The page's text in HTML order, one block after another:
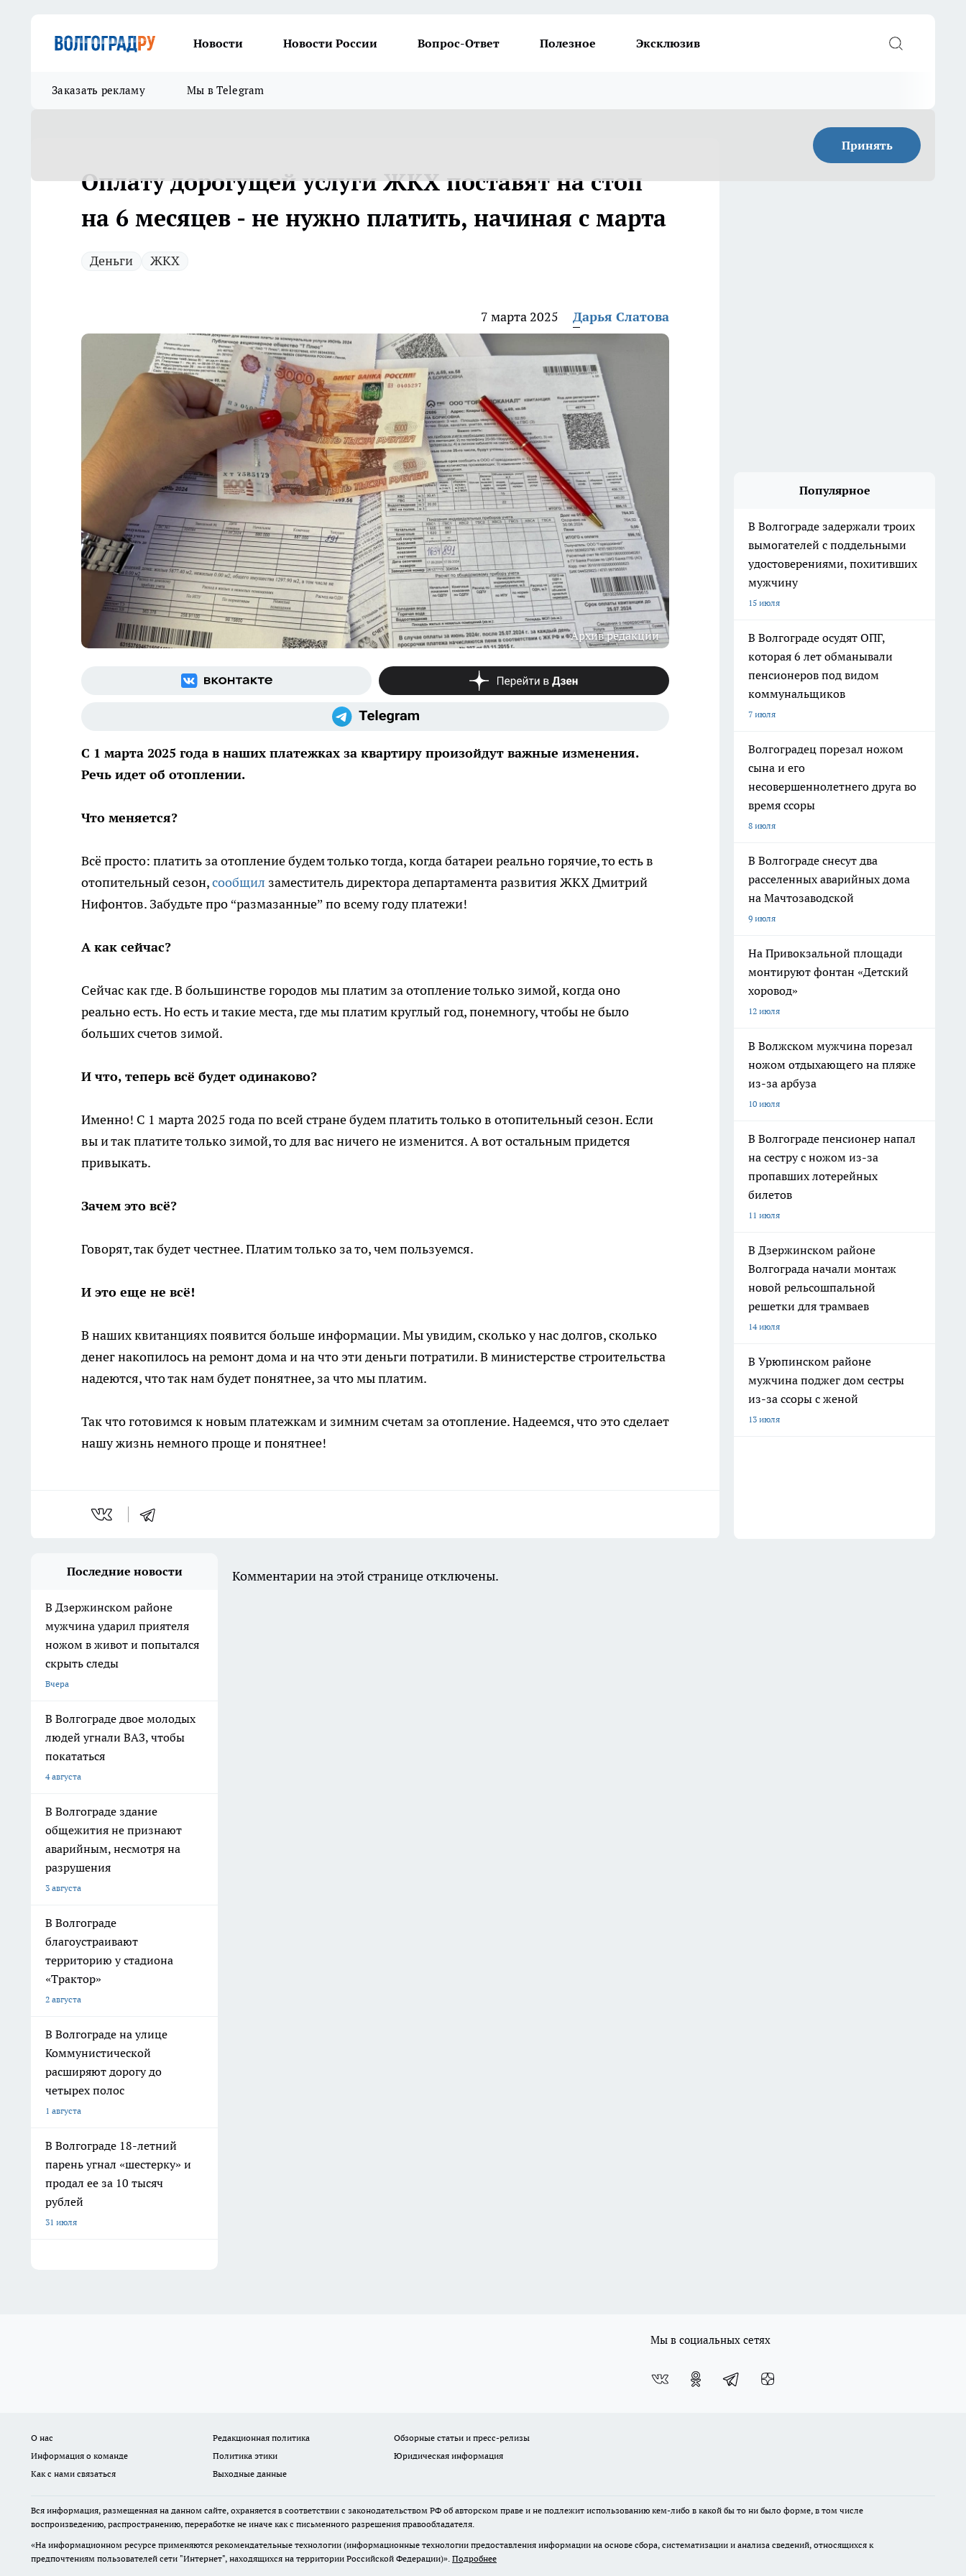
Новости Новости России Вопрос-Ответ Полезное Эксклюзив
Заказать рекламу Мы в Telegram
Принять
Оплату дорогущей услуги ЖКХ поставят на стоп
на 6 месяцев - не нужно платить, начиная с марта
Деньги ЖКХ
7 марта 2025 Дарья Слатова
Архив редакции
С 1 марта 2025 года в наших платежках за квартиру произойдут важные изменения.
Речь идет об отоплении.
Что меняется?
Всё просто: платить за отопление будем только тогда, когда батареи реально горячие, то есть в
отопительный сезон,сообщил заместитель директора департамента развития ЖКХ Дмитрий
Нифонтов. Забудьте про “размазанные” по всему году платежи!
А как сейчас?
Сейчас как где. В большинстве городов мы платим за отопление только зимой, когда оно
реально есть. Но есть и такие места, где мы платим круглый год, понемногу, чтобы не было
больших счетов зимой.
И что, теперь всё будет одинаково?
Именно! С 1 марта 2025 года по всей стране будем платить только в отопительный сезон. Если
вы и так платите только зимой, то для вас ничего не изменится. А вот остальным придется
привыкать.
Зачем это всё?
Говорят, так будет честнее. Платим только за то, чем пользуемся.
И это еще не всё!
В наших квитанциях появится больше информации. Мы увидим, сколько у нас долгов, сколько
денег накопилось на ремонт дома и на что эти деньги потратили. В министерстве строительства
надеются, что так нам будет понятнее, за что мы платим.
Так что готовимся к новым платежкам и зимним счетам за отопление. Надеемся, что это сделает
нашу жизнь немного проще и понятнее!
Популярное
В Волгограде задержали троих
вымогателей с поддельными
удостоверениями, похитивших
мужчину
15 июля
В Волгограде осудят ОПГ,
которая 6 лет обманывали
пенсионеров под видом
коммунальщиков
7 июля
Волгоградец порезал ножом
сына и его
несовершеннолетнего друга во
время ссоры
8 июля
В Волгограде снесут два
расселенных аварийных дома
на Мачтозаводской
9 июля
На Привокзальной площади
монтируют фонтан «Детский
хоровод»
12 июля
В Волжском мужчина порезал
ножом отдыхающего на пляже
из-за арбуза
10 июля
В Волгограде пенсионер напал
на сестру с ножом из-за
пропавших лотерейных
билетов
11 июля
В Дзержинском районе
Волгограда начали монтаж
новой рельсошпальной
решетки для трамваев
14 июля
В Урюпинском районе
мужчина поджег дом сестры
из-за ссоры с женой
13 июля
Последние новости
В Дзержинском районе
мужчина ударил приятеля
ножом в живот и попытался
скрыть следы
Вчера
В Волгограде двое молодых
людей угнали ВАЗ, чтобы
покататься
4 августа
В Волгограде здание
общежития не признают
аварийным, несмотря на
разрушения
3 августа
В Волгограде
благоустраивают
территорию у стадиона
«Трактор»
2 августа
В Волгограде на улице
Коммунистической
расширяют дорогу до
четырех полос
1 августа
В Волгограде 18-летний
парень угнал «шестерку» и
продал ее за 10 тысяч
рублей
31 июля
Комментарии на этой странице отключены.
Мы в социальных сетях
О нас Редакционная политика
Обзорные статьи и пресс-релизы
Информация о команде
Политика этики
Юридическая информация
Как с нами связаться
Выходные данные
Вся информация, размещенная на данном сайте, охраняется в соответствии с законодательством РФ об авторском праве и не подлежит использованию кем-либо в какой бы то ни было форме, в том числе
воспроизведению, распространению, переработке не иначе как с письменного разрешения правообладателя.
«На информационном ресурсе применяются рекомендательные технологии (информационные технологии предоставления информации на основе сбора, систематизации и анализа сведений, относящихся к
предпочтениям пользователей сети "Интернет", находящихся на территории Российской Федерации)». Подробнее